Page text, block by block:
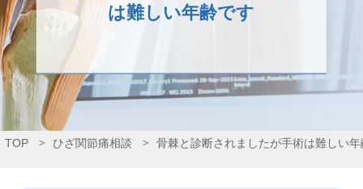
は難しい年齢です
TOP ひざ関節痛相談 骨棘と診断されましたが手術は難しい